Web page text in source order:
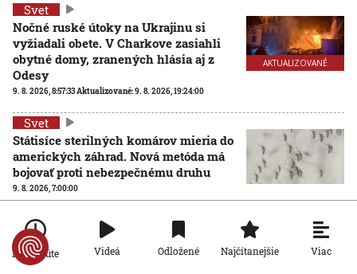
AKTUALIZOVANÉ
Svet
Nočné ruské útoky na Ukrajinu si
vyžiadali obete. V Charkove zasiahli
obytné domy, zranených hlásia aj z
Odesy
9. 8. 2026, 8:57:33Aktualizované:9. 8. 2026, 19:24:00
Svet
Státisíce sterilných komárov mieria do
amerických záhrad. Nová metóda má
bojovať proti nebezpečnému druhu
9. 8. 2026, 7:00:00
Po minúte Videá Odložené Najčítanejšie Viac